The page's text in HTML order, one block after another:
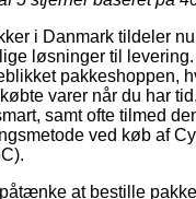
i Danmark tildeler
løsninger til
pakkeshoppen,
varer når du har
samt ofte tilmed
ved køb af
at bestille